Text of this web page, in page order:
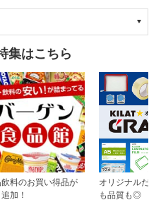
集はこちら
料のお買い得品が
加！
オリジナルだか
も品質も◎